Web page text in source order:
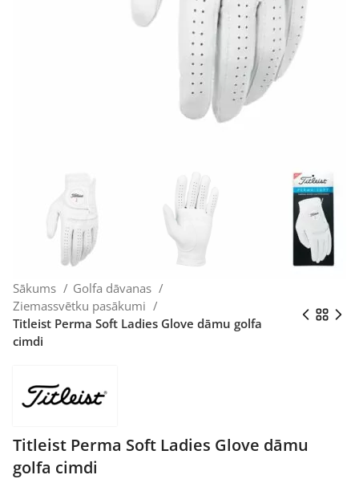
Sākums
Golfa dāvanas
Ziemassvētku pasākumi
Titleist Perma Soft Ladies Glove dāmu golfa
cimdi
Titleist Perma Soft Ladies Glove dāmu
golfa cimdi